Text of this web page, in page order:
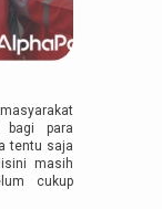
para
tentu saja
masih
cukup